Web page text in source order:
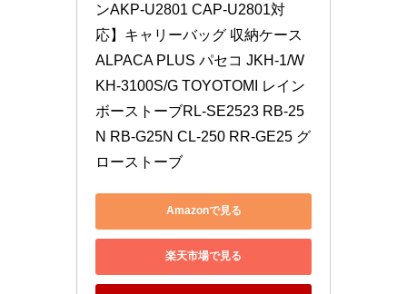
ンAKP-U2801 CAP-U2801対
応】キャリーバッグ 収納ケース
ALPACA PLUS パセコ JKH-1/W
KH-3100S/G TOYOTOMI レイン
ボーストーブRL-SE2523 RB-25
N RB-G25N CL-250 RR-GE25 グ
ローストーブ
Amazonで見る
楽天市場で見る